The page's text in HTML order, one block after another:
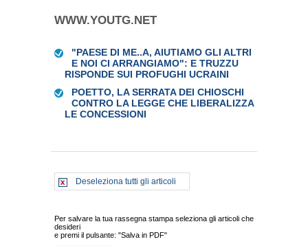
WWW.YOUTG.NET
"PAESE DI ME..A, AIUTIAMO GLI ALTRI
E NOI CI ARRANGIAMO": E TRUZZU
RISPONDE SUI PROFUGHI UCRAINI
POETTO, LA SERRATA DEI CHIOSCHI
CONTRO LA LEGGE CHE LIBERALIZZA
LE CONCESSIONI
Deseleziona tutti gli articoli
Per salvare la tua rassegna stampa seleziona gli articoli che
desideri
e premi il pulsante: "Salva in PDF"